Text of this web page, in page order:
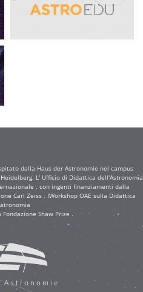
dalla Haus der Astronomie nel campus
L' Ufficio di Didattica dell'Astronomia
, con ingenti finanziamenti dalla
Carl Zeiss . IWorkshop OAE sulla Didattica
Shaw Prize .